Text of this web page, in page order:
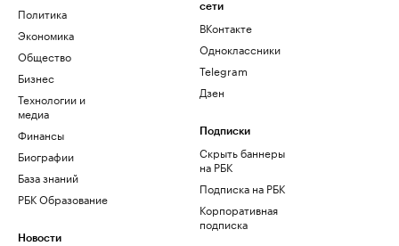
Политика
Экономика
Общество
Бизнес
Технологии и
медиа
Финансы
Биографии
База знаний
РБК Образование
Новости
сети
ВКонтакте
Одноклассники
Telegram
Дзен
Подписки
Скрыть баннеры
на РБК
Подписка на РБК
Корпоративная
подписка